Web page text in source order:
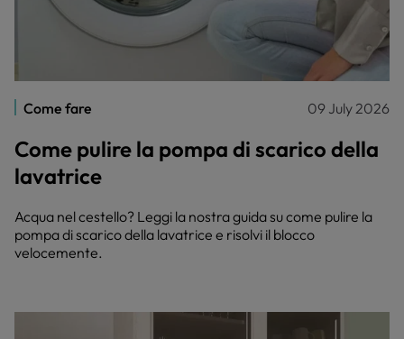
Come fare 09 July 2026
Come pulire la pompa di scarico della
lavatrice
Acqua nel cestello? Leggi la nostra guida su come pulire la
pompa di scarico della lavatrice e risolvi il blocco
velocemente.